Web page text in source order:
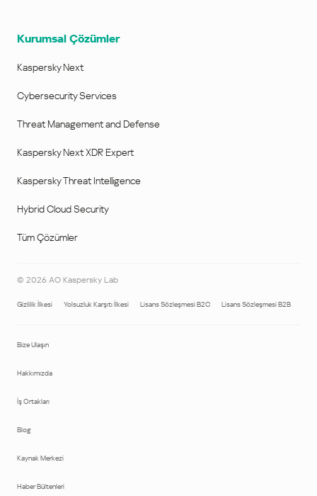
Kurumsal Çözümler
Kaspersky Next
Cybersecurity Services
Threat Management and Defense
Kaspersky Next XDR Expert
Kaspersky Threat Intelligence
Hybrid Cloud Security
Tüm Çözümler
© 2026 AO Kaspersky Lab
Gizlilik İlkesi Yolsuzluk Karşıtı İlkesi Lisans Sözleşmesi B2C Lisans Sözleşmesi B2B
Bize Ulaşın
Hakkımızda
İş Ortakları
Blog
Kaynak Merkezi
Haber Bültenleri